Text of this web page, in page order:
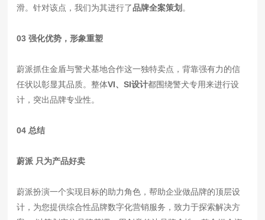
滑。针对该点，我们为其进行了品牌全案策划 。
03 强化优势，形象重塑
蔚派抓住金盾与警犬基地合作这一独特卖点，背靠强有力的信
任状以彰显其品质。整体VI、SI设计都围绕警犬专用来进行设
计 ， 突出品牌专业性。
04 总结
蔚派 只为产品好卖
蔚派扮演一个实现目标的助力角色，帮助企业做品牌的顶层设
计，为您提供综合性品牌数字化营销服务，致力于探索解决方